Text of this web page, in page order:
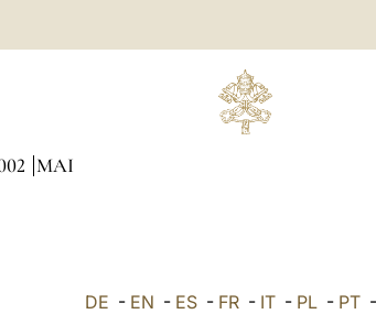
MAI
DE - EN - ES- FR- IT- PL- PT-